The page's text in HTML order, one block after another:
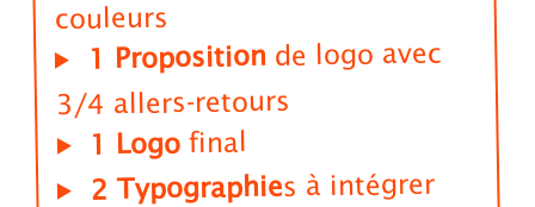
couleurs
1 Propositionde logo avec
3/4 allers-retours
1 Logo final
2 Typographies à intégrer